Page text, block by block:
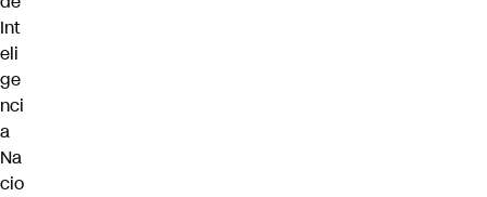
Int
eli
ge
nci
a
Na
cio